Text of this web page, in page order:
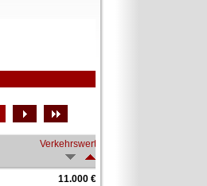
Verkehrswert
11.000 €